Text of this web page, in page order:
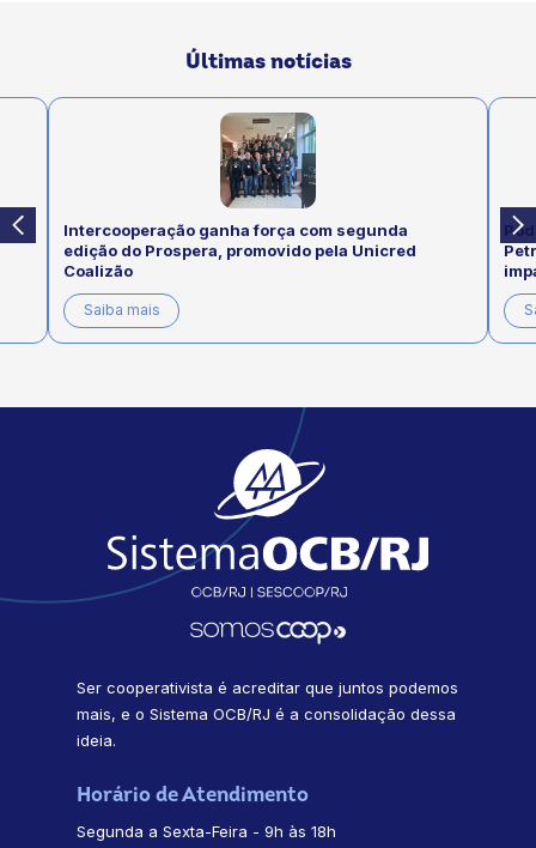
Últimas notícias
Intercooperação ganha força com segunda
edição do Prospera, promovido pela Unicred
Coalizão
Saiba mais
Ser cooperativista é acreditar que juntos podemos
mais, e o Sistema OCB/RJ é a consolidação dessa
ideia.
Horário de Atendimento
Segunda a Sexta-Feira - 9h às 18h